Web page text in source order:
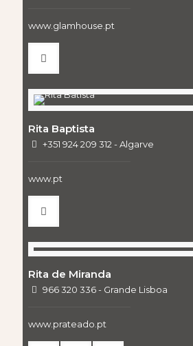
www.glamhouse.pt
Rita Baptista
+351 924 209 312 - Algarve
www.pt
Rita de Miranda
966 320 336 - Grande Lisboa
www.prateado.pt